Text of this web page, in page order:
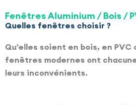
Fenêtres Aluminium / Bois /
Quelles fenêtres choisir ?
Qu’elles soient en bois, en PVC
fenêtres modernes ont
leurs inconvénients.